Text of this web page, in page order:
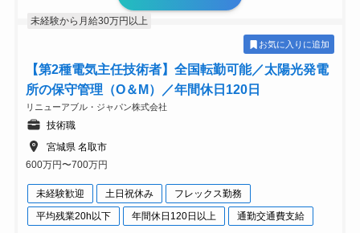
未経験から月給30万円以上
お気に入りに追加
【第2種電気主任技術者】全国転勤可能／太陽光発電
所の保守管理（O＆M）／年間休日120日
リニューアブル・ジャパン株式会社
技術職
宮城県 名取市
600万円〜700万円
未経験歓迎 土日祝休み
フレックス勤務
平均残業20h以下
年間休日120日以上 通勤交通費支給